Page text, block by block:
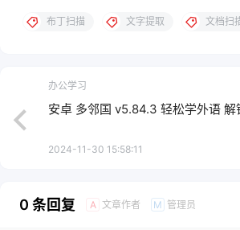
布丁扫描 文字提取 文档扫
办公学习
安卓 多邻国 v5.84.3 轻松学外语 解
2024-11-30 15:58:11
0 条回复 A 文章作者 M 管理员